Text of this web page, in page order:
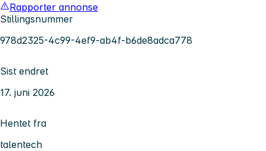
Rapporter annonse
Stillingsnummer
978d2325-4c99-4ef9-ab4f-b6de8adca778
Sist endret
17. juni 2026
Hentet fra
talentech